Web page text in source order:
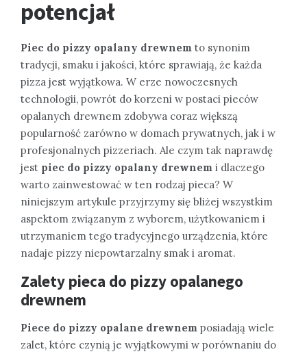
potencjał
Piec do pizzy opalany drewnem to synonim
tradycji, smaku i jakości, które sprawiają, że każda
pizza jest wyjątkowa. W erze nowoczesnych
technologii, powrót do korzeni w postaci pieców
opalanych drewnem zdobywa coraz większą
popularność zarówno w domach prywatnych, jak i w
profesjonalnych pizzeriach. Ale czym tak naprawdę
jest piec do pizzy opalany drewnem i dlaczego
warto zainwestować w ten rodzaj pieca? W
niniejszym artykule przyjrzymy się bliżej wszystkim
aspektom związanym z wyborem, użytkowaniem i
utrzymaniem tego tradycyjnego urządzenia, które
nadaje pizzy niepowtarzalny smak i aromat.
Zalety pieca do pizzy opalanego
drewnem
Piece do pizzy opalane drewnem posiadają wiele
zalet, które czynią je wyjątkowymi w porównaniu do